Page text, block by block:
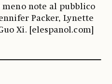
note al pubblico
Packer, Lynette
Xi. [elespanol.com]